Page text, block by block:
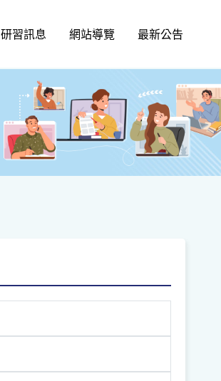
研習訊息 網站導覽 最新公告